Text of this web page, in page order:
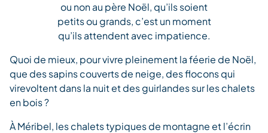
ou non au père Noël, qu’ils soient
petits ou grands, c’est un moment
qu’ils attendent avec impatience.
Quoi de mieux, pour vivre pleinement la féerie de Noël,
que des sapins couverts de neige, des flocons qui
virevoltent dans la nuit et des guirlandes sur les chalets
en bois ?
À Méribel, les chalets typiques de montagne et l’écrin